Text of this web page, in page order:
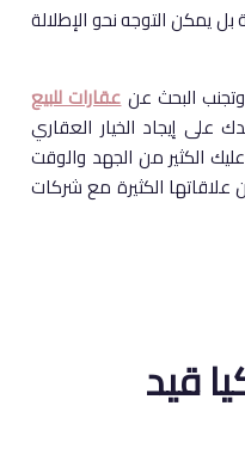
بل يمكن التوجه نحو الإطلالة
عقارات للبيع
إيجاد الخيار العقاري
الكثير من الجهد والوقت
الكثيرة مع شركات
قيد